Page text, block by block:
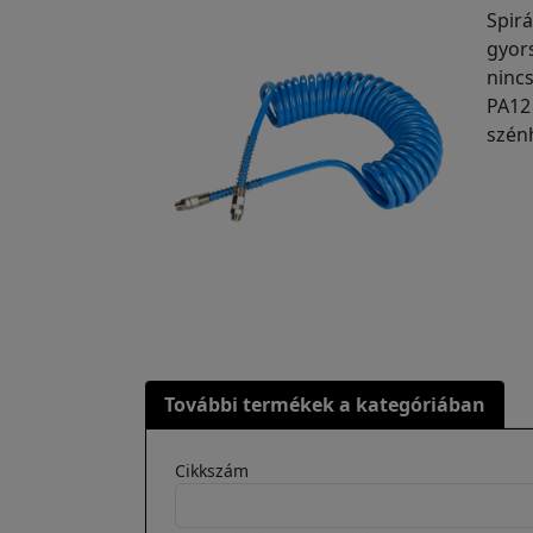
További termékek a kategóriában
Cikkszám